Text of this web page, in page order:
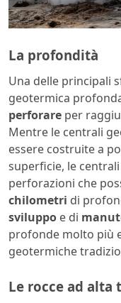
La profondità
Una delle principali
geotermica
perforare per
Mentre le centrali
essere costruite a
superficie, le
perforazioni che
chilometri di
sviluppo e di
profonde molto più
geotermiche
Le rocce ad alta